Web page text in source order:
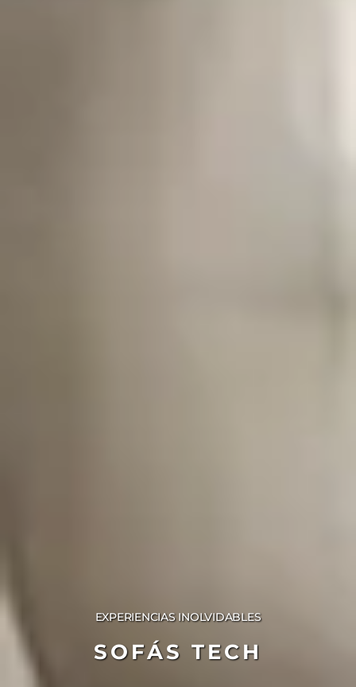
EXPERIENCIAS INOLVIDABLES
SOFÁS TECH